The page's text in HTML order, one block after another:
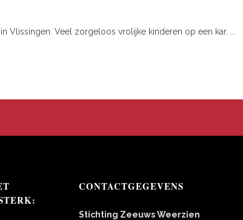
Vlissingen. Veel zorgeloos vrolijke kinderen op een kar. ...
CONTACTGEGEVENS
Stichting Zeeuws Weerzien